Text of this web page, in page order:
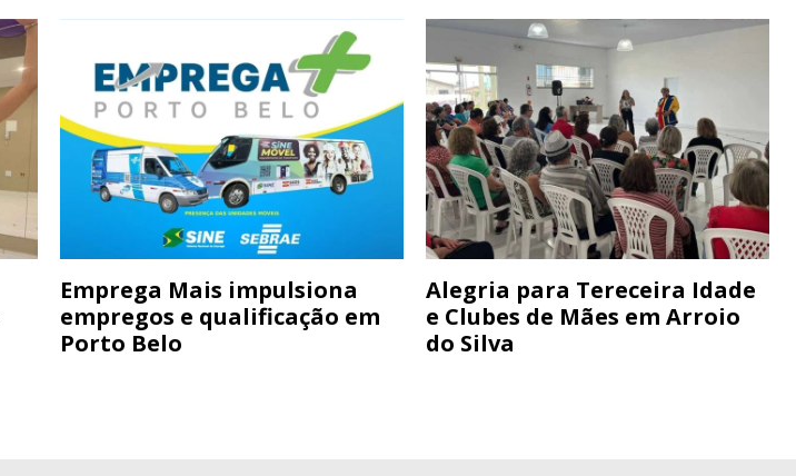
Emprega Mais impulsiona
empregos e qualificação em
Porto Belo
Alegria para Tereceira Idade
e Clubes de Mães em Arroio
do Silva